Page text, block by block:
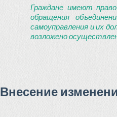
Граждане имеют
обращения
самоуправления и их
возложено
Внесение